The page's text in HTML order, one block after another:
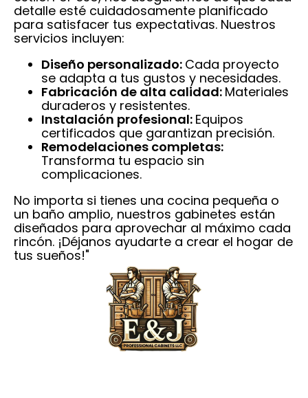
detalle esté cuidadosamente planificado
para satisfacer tus expectativas. Nuestros
servicios incluyen:
Diseño personalizado: Cada proyecto
se adapta a tus gustos y necesidades.
Fabricación de alta calidad: Materiales
duraderos y resistentes.
Instalación profesional: Equipos
certificados que garantizan precisión.
Remodelaciones completas:
Transforma tu espacio sin
complicaciones.
No importa si tienes una cocina pequeña o
un baño amplio, nuestros gabinetes están
diseñados para aprovechar al máximo cada
rincón. ¡Déjanos ayudarte a crear el hogar de
tus sueños!"